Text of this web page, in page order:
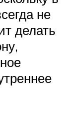
не
делать